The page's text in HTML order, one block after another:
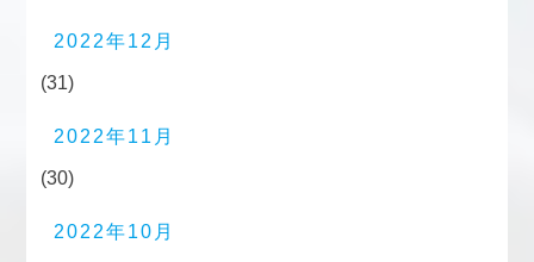
2022年12月
(31)
2022年11月
(30)
2022年10月